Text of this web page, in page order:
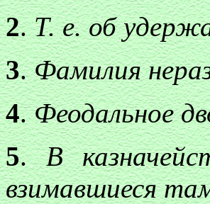
2.Т. е. об
3.Фамилия
4.Феодальное
5.В
взимавшиеся